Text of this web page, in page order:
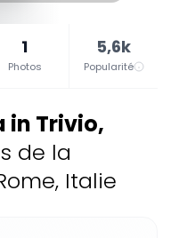
1
Photos
5,6k
Popularité
in Trivio,
de la
Italie